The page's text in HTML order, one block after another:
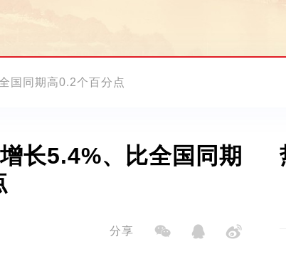
国同期高0.2个百分点
长5.4%、比全国同期
分享